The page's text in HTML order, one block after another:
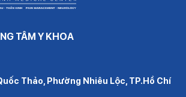
TÂM Y KHOA
Thảo, Phường Nhiêu Lộc, TP.Hồ Chí